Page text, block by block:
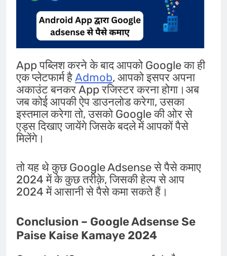
App पब्लिश करने के बाद आपको Google का ही
एक प्लेटफार्म हैAdmob, आपको इसपर अपना
अकाउंट बनकर App रजिस्टर करना होगा।अब
जब कोई आपकी ऐप डाउनलोड करेगा, उसका
इस्तमाल करेगा तो, उसको Google की ओर से
एड्स दिखाए जायेंगे जिसके बदले में आपकों पैसे
मिलेंगे।
तो यह थे कुछ Google Adsense से पैसे कमाए
2024 में के कुछ तरीक़े, जिसकी हेल्प से आप
2024 में आसानी से पैसे कमा सकते हैं।
Conclusion – Google Adsense Se
Paise Kaise Kamaye 2024